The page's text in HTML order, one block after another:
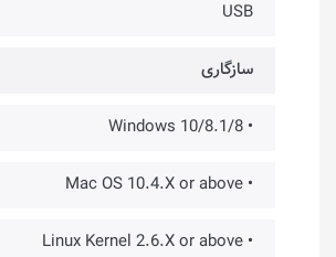
USB
سازگاری
• Windows 10/8.1/8
• Mac OS 10.4.X or above
• Linux Kernel 2.6.X or above